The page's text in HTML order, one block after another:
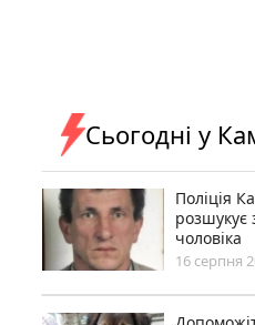
Сьогодні у
Поліція
розшукує
чоловіка
16 серпня